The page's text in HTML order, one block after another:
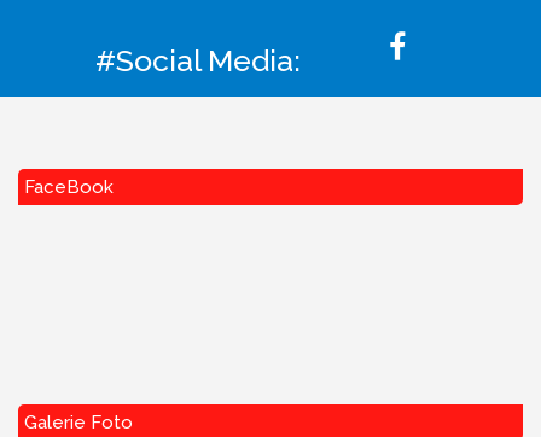
#Social Media:
FaceBook
Galerie Foto